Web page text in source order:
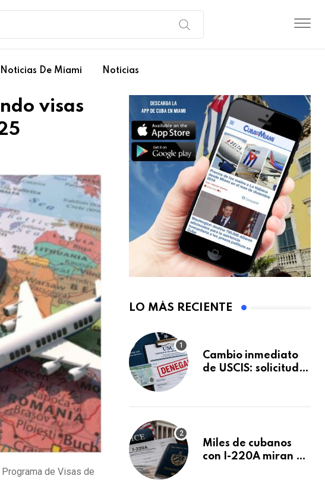
Noticias De Miami Noticias
visas
de Visas de
LO MÁS RECIENTE
Cambio inmediato
de USCIS: solicitudes
sin previo aviso
Miles de cubanos
con I-220A miran al